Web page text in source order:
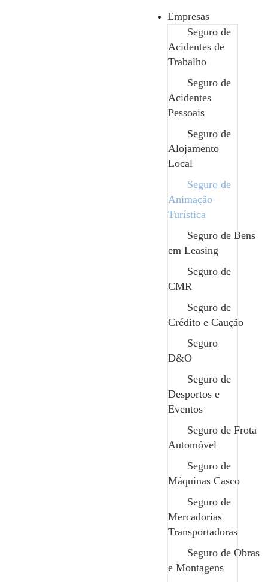
Empresas
Seguro de
Acidentes de
Trabalho
Seguro de
Acidentes
Pessoais
Seguro de
Alojamento
Local
Seguro de
Animação
Turística
Seguro de Bens
em Leasing
Seguro de
CMR
Seguro de
Crédito e Caução
Seguro
D&O
Seguro de
Desportos e
Eventos
Seguro de Frota
Automóvel
Seguro de
Máquinas Casco
Seguro de
Mercadorias
Transportadoras
Seguro de Obras
e Montagens
Seguro de Animação Turística
Seguro de Animação
Um seguro disponível para inúmeras atividades de
animação turística, como é o caso dos Tuk-Tuks e
seguros obrigatórios de Acidentes Pessoais e
Responsabilidade Civil e salvaguardar as despesas que
podem surgir, caso algum cliente sofra um acidente